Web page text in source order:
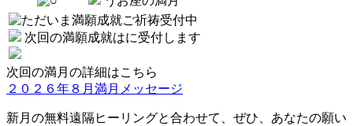
次回の満願成就はに受付します
次回の満月の詳細はこちら
２０２６年８月満月メッセージ
新月の無料遠隔ヒーリングと合わせて、ぜひ、あなたの願い